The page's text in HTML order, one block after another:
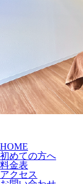
HOME
初めての方へ
料金表
アクセス